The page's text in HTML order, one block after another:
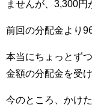
ませんが、3 ,300円
前回の分配金より
本当にちょっとず
金額の分配金を受
今のところ、かけ